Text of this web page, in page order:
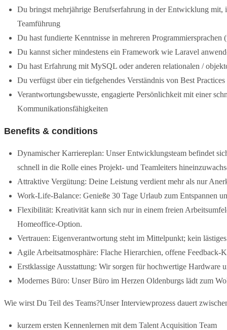
Du bringst mehrjährige Berufserfahrung in der Entwicklung mit,
Teamführung
Du hast fundierte Kenntnisse in mehreren Programmiersprachen
Du kannst sicher mindestens ein Framework wie Laravel
Du hast Erfahrung mit MySQL oder anderen relationalen /
Du verfügst über ein tiefgehendes Verständnis von Best
Verantwortungsbewusste, engagierte Persönlichkeit mit einer
Kommunikationsfähigkeiten
Benefits & conditions
Dynamischer Karriereplan: Unser Entwicklungsteam befindet
schnell in die Rolle eines Projekt- und Teamleiters
Attraktive Vergütung: Deine Leistung verdient mehr als nur
Work-Life-Balance: Genieße 30 Tage Urlaub zum Entspannen
Flexibilität: Kreativität kann sich nur in einem freien
Homeoffice-Option.
Vertrauen: Eigenverantwortung steht im Mittelpunkt; kein
Agile Arbeitsatmosphäre: Flache Hierarchien, offene Feedback-
Erstklassige Ausstattung: Wir sorgen für hochwertige Hardware
Modernes Büro: Unser Büro im Herzen Oldenburgs lädt zum
Wie wirst Du Teil des Teams?Unser Interviewprozess dauert
kurzem ersten Kennenlernen mit dem Talent Acquisition Team